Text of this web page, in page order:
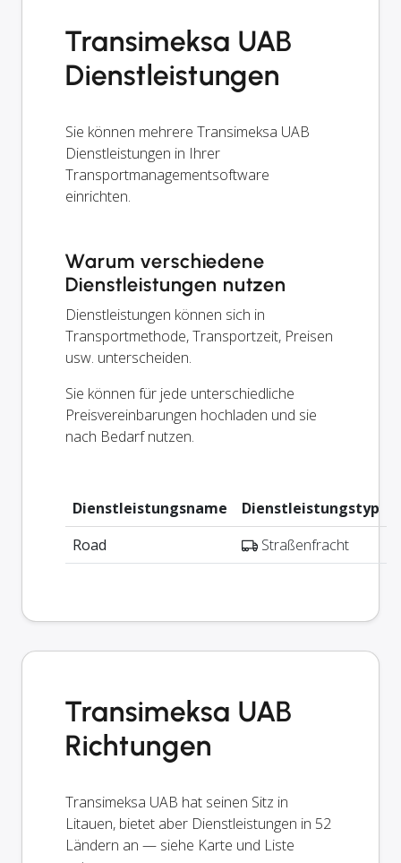
Transimeksa UAB
Dienstleistungen
Sie können mehrere Transimeksa UAB
Dienstleistungen in Ihrer
Transportmanagementsoftware
einrichten.
Warum verschiedene
Dienstleistungen nutzen
Dienstleistungen können sich in
Transportmethode, Transportzeit, Preisen
usw. unterscheiden.
Sie können für jede unterschiedliche
Preisvereinbarungen hochladen und sie
nach Bedarf nutzen.
Dienstleistungsname
Dienstleistungstyp
Road
Straßenfracht
Transimeksa UAB
Richtungen
Transimeksa UAB hat seinen Sitz in
Litauen, bietet aber Dienstleistungen in 52
Ländern an — siehe Karte und Liste